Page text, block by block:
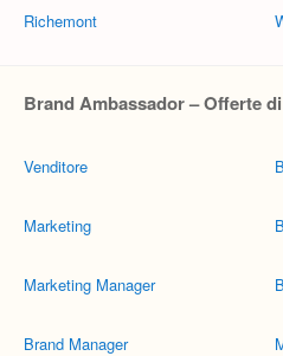
Richemont
Brand Ambassador – Offerte
Venditore
Marketing
Marketing Manager
Brand Manager